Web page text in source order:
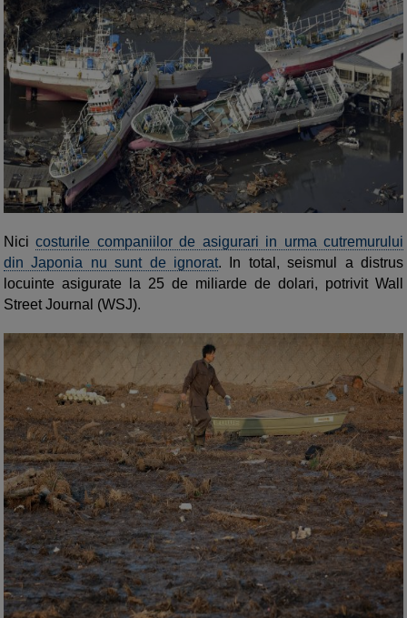
Nicicosturile companiilor de asigurari in urma cutremurului
din Japonia nu sunt de ignorat. In total, seismul a distrus
locuinte asigurate la 25 de miliarde de dolari, potrivit Wall
Street Journal (WSJ).